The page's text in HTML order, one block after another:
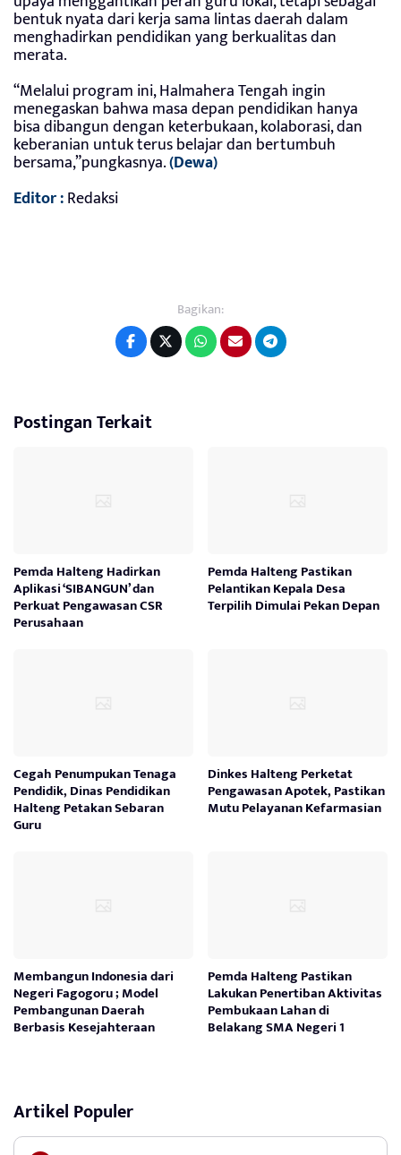
bentuk nyata dari kerja sama lintas daerah dalam
menghadirkan pendidikan yang berkualitas dan
merata.
“Melalui program ini, Halmahera Tengah ingin
menegaskan bahwa masa depan pendidikan hanya
bisa dibangun dengan keterbukaan, kolaborasi, dan
keberanian untuk terus belajar dan bertumbuh
bersama,”pungkasnya.(Dewa)
Editor :Redaksi
Bagikan:
Postingan Terkait
Pemda Halteng Hadirkan
Aplikasi ‘SIBANGUN’ dan
Perkuat Pengawasan CSR
Perusahaan
Pemda Halteng Pastikan
Pelantikan Kepala Desa
Terpilih Dimulai Pekan Depan
Cegah Penumpukan Tenaga
Pendidik, Dinas Pendidikan
Halteng Petakan Sebaran
Guru
Dinkes Halteng Perketat
Pengawasan Apotek, Pastikan
Mutu Pelayanan Kefarmasian
Membangun Indonesia dari
Negeri Fagogoru ; Model
Pembangunan Daerah
Berbasis Kesejahteraan
Pemda Halteng Pastikan
Lakukan Penertiban Aktivitas
Pembukaan Lahan di
Belakang SMA Negeri 1
Artikel Populer